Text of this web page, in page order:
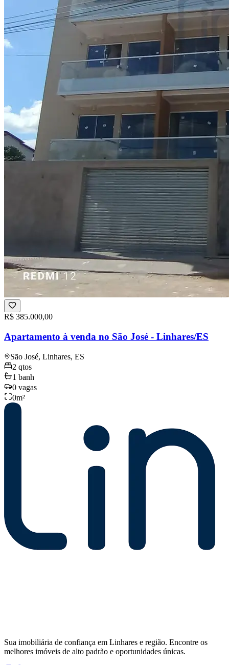
R$ 385.000,00
Apartamento à venda no São José - Linhares/ES
São José, Linhares, ES
2 qtos
1 banh
0 vagas
0m²
Sua imobiliária de confiança em Linhares e região. Encontre os
melhores imóveis de alto padrão e oportunidades únicas.